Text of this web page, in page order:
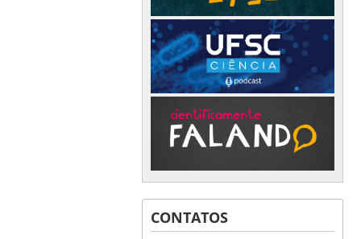
CONTATOS